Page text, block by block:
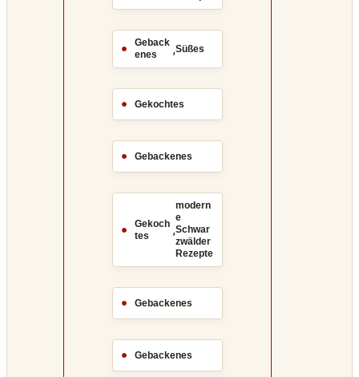
Geback
enes
,Süßes
Gekochtes
Gebackenes
Gekoch
tes
,
modern
e
Schwar
zwälder
Rezepte
Gebackenes
Gebackenes